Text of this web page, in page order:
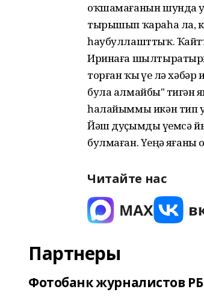
оҡшамағанын шунда уҡ
тырышып ҡараһа ла,
һаубуллашттыҡ.
Иринаға
торған ҡыҙ үҙе лә
була алмайбыҙ" тигән
һалайыммы икән тип
Йәш дуҫымды үҙемсә
булмаған. Үҙеңә
Читайте нас
Партнеры
Фотобанк журналистов РБ